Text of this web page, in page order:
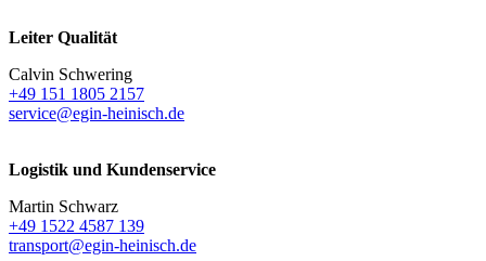
Leiter Qualität
Calvin Schwering
+49 151 1805 2157
service@egin-heinisch.de
Logistik und Kundenservice
Martin Schwarz
+49 1522 4587 139
transport@egin-heinisch.de